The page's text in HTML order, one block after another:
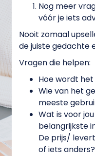
Nog meer
vóór je iets
Nooit zomaal
de juiste gedachte
Vragen die helpen:
Hoe wordt
Wie van het
meeste
Wat is voor
belangrijkste
De prijs/
of iets anders?